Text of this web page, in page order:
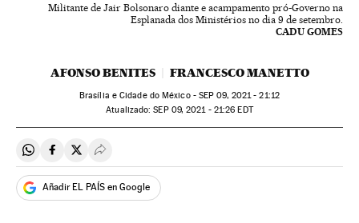
Militante de Jair Bolsonaro diante e acampamento pró-Governo na
Esplanada dos Ministérios no dia 9 de setembro.
CADU GOMES
AFONSO BENITES FRANCESCO MANETTO
Brasília e Cidade do México - SEP 09, 2021 - 21:12
atualizado: SEP09, 2021 - 21:26 EDT
Compartir en Whatsapp
Compartir en Facebook
Compartir en Twitter
Desplegar Redes Sociales
Añadir EL PAÍS en Google